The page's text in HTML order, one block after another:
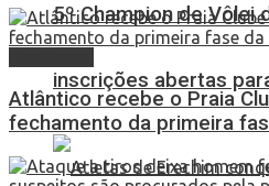
5º Champion de Vôlei
inscrições abertas
Atlântico recebe o Praia
fechamento da primeira